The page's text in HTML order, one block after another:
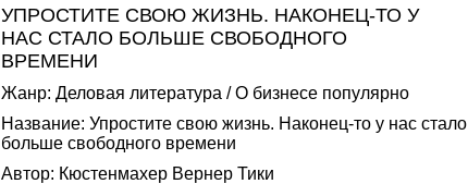
УПРОСТИТЕ СВОЮ ЖИЗНЬ. НАКОНЕЦ-ТО У
НАС СТАЛО БОЛЬШЕ СВОБОДНОГО
ВРЕМЕНИ
Жанр: Деловая литература /О бизнесе популярно
Название: Упростите свою жизнь. Наконец-то у нас стало
больше свободного времени
Автор: Кюстенмахер Вернер Тики